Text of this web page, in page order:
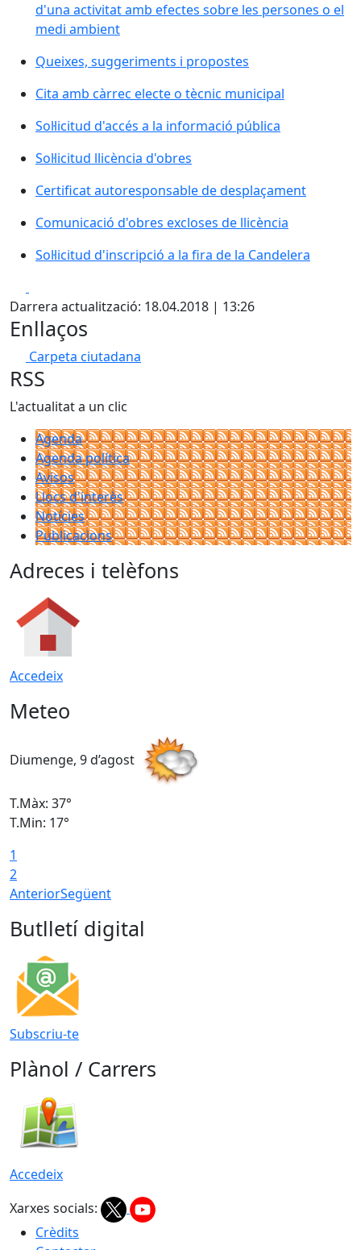
d'una activitat amb efectes sobre les persones o el
medi ambient
Queixes, suggeriments i propostes
Cita amb càrrec electe o tècnic municipal
Sol·licitud d'accés a la informació pública
Sol·licitud llicència d'obres
Certificat autoresponsable de desplaçament
Comunicació d'obres excloses de llicència
Sol·licitud d'inscripció a la fira de la Candelera
Darrera actualització: 18.04.2018 | 13:26
Enllaços
Carpeta ciutadana
RSS
L'actualitat a un clic
Agenda
Agenda política
Avisos
Llocs d'interès
Notícies
Publicacions
Adreces i telèfons
Accedeix
Meteo
Diumenge, 9 d’agost
T.Màx: 37°
T.Min: 17°
1
2
AnteriorSegüent
Butlletí digital
Subscriu-te
Plànol / Carrers
Accedeix
Xarxes socials:
Crèdits